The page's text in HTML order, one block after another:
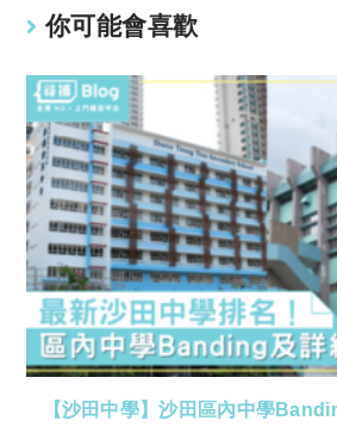
你可能會喜歡
【沙田中學】沙田區內中學